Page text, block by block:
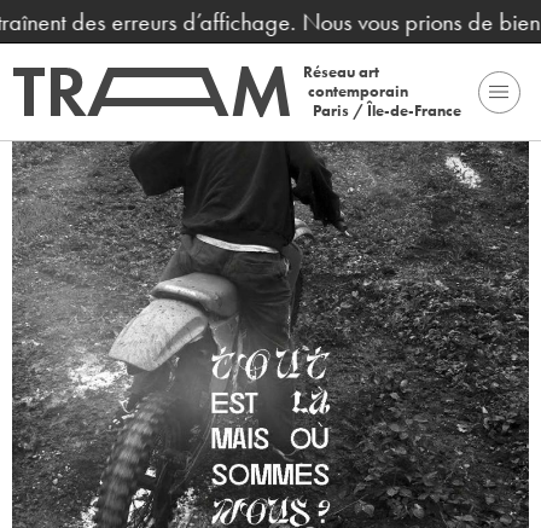
des erreurs d’affichage. Nous vous prions de
Réseau art
contemporain
Paris / Île-de-France